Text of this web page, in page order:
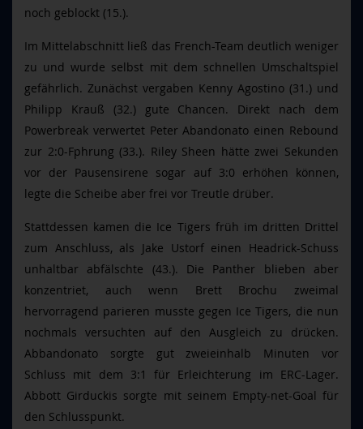
noch geblockt (15.).
Im Mittelabschnitt ließ das French-Team deutlich weniger
zu und wurde selbst mit dem schnellen Umschaltspiel
gefährlich. Zunächst vergaben Kenny Agostino (31.) und
Philipp Krauß (32.) gute Chancen. Direkt nach dem
Powerbreak verwertet Peter Abandonato einen Rebound
zur 2:0-Fphrung (33.). Riley Sheen hätte zwei Sekunden
vor der Pausensirene sogar auf 3:0 erhöhen können,
legte die Scheibe aber frei vor Treutle drüber.
Stattdessen kamen die Ice Tigers früh im dritten Drittel
zum Anschluss, als Jake Ustorf einen Headrick-Schuss
unhaltbar abfälschte (43.). Die Panther blieben aber
konzentriet, auch wenn Brett Brochu zweimal
hervorragend parieren musste gegen Ice Tigers, die nun
nochmals versuchten auf den Ausgleich zu drücken.
Abbandonato sorgte gut zweieinhalb Minuten vor
Schluss mit dem 3:1 für Erleichterung im ERC-Lager.
Abbott Girduckis sorgte mit seinem Empty-net-Goal für
den Schlusspunkt.